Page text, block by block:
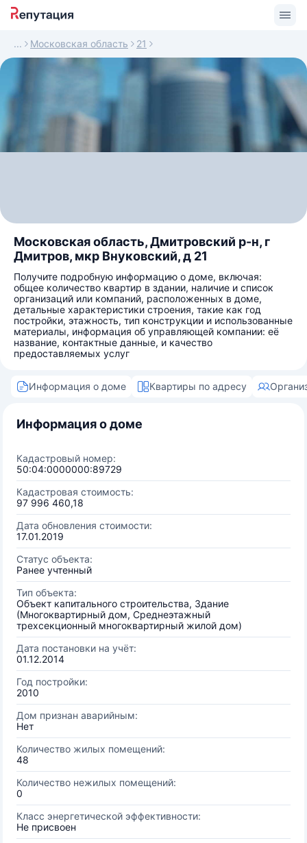
Московская область 21
Московская область, Дмитровский р-н, г
Дмитров, мкр Внуковский, д 21
Получите подробную информацию о доме, включая:
общее количество квартир в здании, наличие и список
организаций или компаний, расположенных в доме,
детальные характеристики строения, такие как год
постройки, этажность, тип конструкции и использованные
материалы, информация об управляющей компании: её
название, контактные данные, и качество
предоставляемых услуг
Информация о доме Квартиры по адресу
Информация о доме
Кадастровый номер:
50:04:0000000:89729
Кадастровая стоимость:
97 996 460,18
Дата обновления стоимости:
17.01.2019
Статус объекта:
Ранее учтенный
Тип объекта:
Объект капитального строительства, Здание
(Многоквартирный дом, Среднеэтажный
трехсекционный многоквартирный жилой дом)
Дата постановки на учёт:
01.12.2014
Год постройки:
2010
Дом признан аварийным:
Нет
Количество жилых помещений:
48
Количество нежилых помещений:
0
Класс энергетической эффективности:
Не присвоен